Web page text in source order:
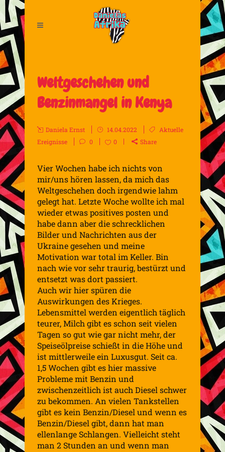
Weltgeschehen und
Benzinmangel in Kenya
Daniela Ernst 14.04.2022
Aktuelle
Ereignisse
0 0 Share
Vier Wochen habe ich nichts von
mir/uns hören lassen, da mich das
Weltgeschehen doch irgendwie lahm
gelegt hat. Letzte Woche wollte ich mal
wieder etwas positives posten und
habe dann aber die schrecklichen
Bilder und Nachrichten aus der
Ukraine gesehen und meine
Motivation war total im Keller. Bin
nach wie vor sehr traurig, bestürzt und
entsetzt was dort passiert.
Auch wir hier spüren die
Auswirkungen des Krieges.
Lebensmittel werden eigentlich täglich
teurer, Milch gibt es schon seit vielen
Tagen so gut wie gar nicht mehr, der
Speiseölpreise schießt in die Höhe und
ist mittlerweile ein Luxusgut. Seit ca.
1,5 Wochen gibt es hier massive
Probleme mit Benzin und
zwischenzeitlich ist auch Diesel schwer
zu bekommen. An vielen Tankstellen
gibt es kein Benzin/Diesel und wenn es
Benzin/Diesel gibt, dann hat man
ellenlange Schlangen. Vielleicht steht
man 2 Stunden an und wenn man